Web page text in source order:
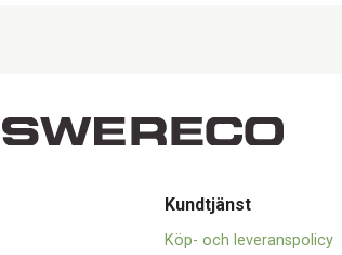
Kundtjänst
Köp- och leveranspolicy